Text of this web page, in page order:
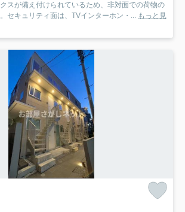
スが備え付けられているため、非対面での荷物の
セキュリティ面は、TVインターホン・... もっと見